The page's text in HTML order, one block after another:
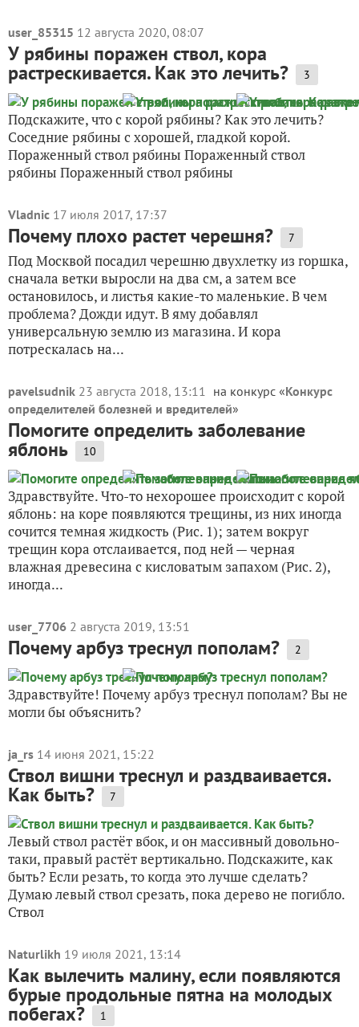
user_85315 12 августа 2020, 08:07
У рябины поражен ствол, кора
растрескивается. Как это лечить? 3
Подскажите, что с корой рябины? Как это лечить?
Соседние рябины с хорошей, гладкой корой.
Пораженный ствол рябины Пораженный ствол
рябины Пораженный ствол рябины
Vladnic 17 июля 2017, 17:37
Почему плохо растет черешня? 7
Под Москвой посадил черешню двухлетку из горшка,
сначала ветки выросли на два см, а затем все
остановилось, и листья какие-то маленькие. В чем
проблема? Дожди идут. В яму добавлял
универсальную землю из магазина. И кора
потрескалась на...
pavelsudnik 23 августа 2018, 13:11 на конкурс «Конкурс
определителей болезней и вредителей»
Помогите определить заболевание
яблонь 10
Здравствуйте. Что-то нехорошее происходит с корой
яблонь: на коре появляются трещины, из них иногда
сочится темная жидкость (Рис. 1); затем вокруг
трещин кора отслаивается, под ней — черная
влажная древесина с кисловатым запахом (Рис. 2),
иногда...
user_7706 2 августа 2019, 13:51
Почему арбуз треснул пополам? 2
Здравствуйте! Почему арбуз треснул пополам? Вы не
могли бы объяснить?
ja_rs 14 июня 2021, 15:22
Ствол вишни треснул и раздваивается.
Как быть? 7
Левый ствол растёт вбок, и он массивный довольно-
таки, правый растёт вертикально. Подскажите, как
быть? Если резать, то когда это лучше сделать?
Думаю левый ствол срезать, пока дерево не погибло.
Ствол
Naturlikh 19 июля 2021, 13:14
Как вылечить малину, если появляются
бурые продольные пятна на молодых
побегах? 1